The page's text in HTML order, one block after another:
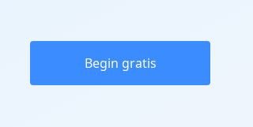
Begin gratis